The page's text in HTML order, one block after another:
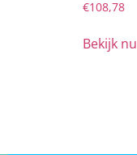
€108,78
Bekijk nu